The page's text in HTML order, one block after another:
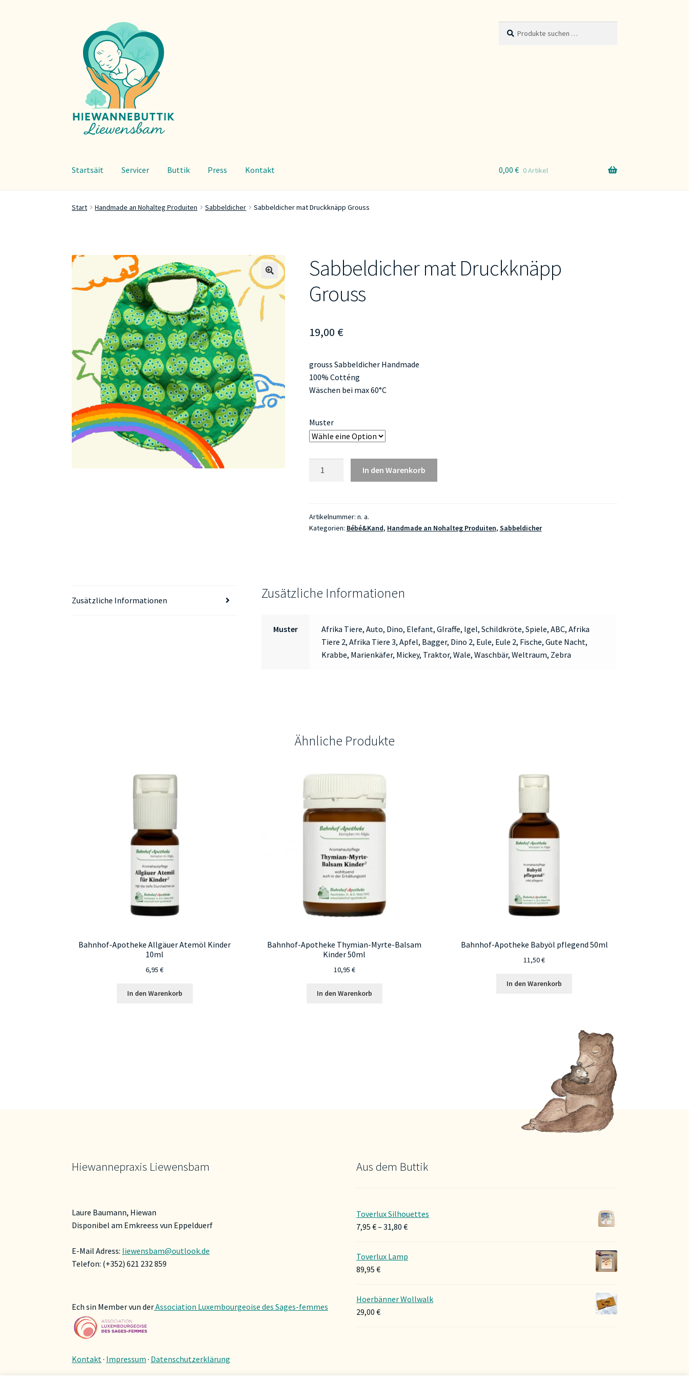
Navigation
springen
Inhalt
springen
nach:
Startsäit Servicer Buttik Press Kontakt 0,00 € 0 Artikel
Start Handmade an Nohalteg Produiten Sabbeldicher Sabbeldicher mat Druckknäpp Grouss
🔍
Sabbeldicher mat Druckknäpp
Grouss
19,00 €
grouss Sabbeldicher Handmade
100% Cotténg
Wäschen bei max 60°C
Muster
Menge
In den Warenkorb
Artikelnummer: n. a.
Kategorien: Bébé&Kand, Handmade an Nohalteg Produiten, Sabbeldicher
Zusätzliche Informationen Zusätzliche Informationen
Muster
Afrika Tiere, Auto, Dino, Elefant, GIraffe, Igel, Schildkröte, Spiele, ABC, Afrika
Tiere 2, Afrika Tiere 3, Apfel, Bagger, Dino 2, Eule, Eule 2, Fische, Gute Nacht,
Krabbe, Marienkäfer, Mickey, Traktor, Wale, Waschbär, Weltraum, Zebra
Ähnliche Produkte
Bahnhof-Apotheke Allgäuer Atemöl Kinder
10ml
6,95€
In den Warenkorb
Bahnhof-Apotheke Thymian-Myrte-Balsam
Kinder 50ml
10,95 €
In den Warenkorb
Bahnhof-Apotheke Babyöl pflegend 50ml
11,50€
In den Warenkorb
Hiewannepraxis Liewensbam
Laure Baumann, Hiewan
Disponibel am Emkreess vun Eppelduerf
E-Mail Adress: liewensbam@outlook.de
Telefon: (+352) 621 232 859
Ech sin Member vun derAssociation Luxembourgeoise des Sages-femmes
Kontakt · Impressum · Datenschutzerklärung
Aus dem Buttik
Toverlux Silhouettes
7,95€–31,80€Preisspanne:
Toverlux Lamp
89,95€
Hoerbänner Wollwalk
29,00€